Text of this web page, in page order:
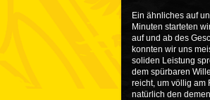
Ein ähnliches auf
Minuten starteten
auf und ab des
konnten wir uns
soliden Leistung
dem spürbaren
reicht, um völlig am
natürlich den